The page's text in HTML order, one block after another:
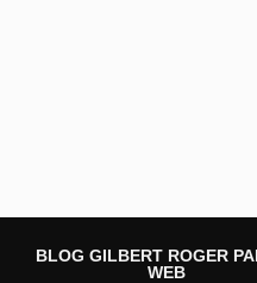
BLOG GILBERT ROGER
WEB